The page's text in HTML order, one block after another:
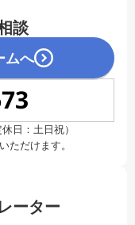
談
ムへ
日：土日祝）
ただけます。
ーター